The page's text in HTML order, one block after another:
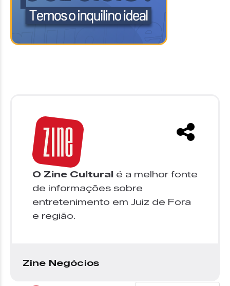
O Zine Cultural é a melhor fonte
de informações sobre
entretenimento em Juiz de Fora
e região.
Zine Negócios